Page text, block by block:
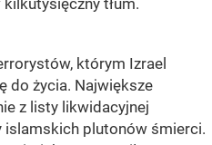
tłum.
którym Izrael
do życia. Największe
z listy likwidacyjnej
islamskich plutonów śmierci.